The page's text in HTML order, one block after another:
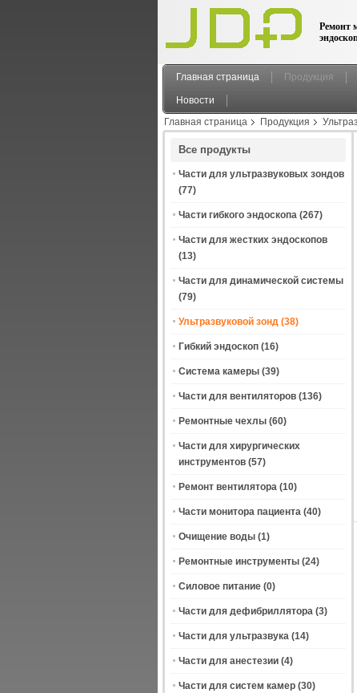
Ремонт
Главная страница Продукция
Новости
Главная страница
Продукция
Все продукты
Части для ультразвуковых зондов
(77)
Части гибкого эндоскопа (267)
Части для жестких эндоскопов
(13)
Части для динамической системы
(79)
Ультразвуковой зонд (38)
Гибкий эндоскоп (16)
Система камеры (39)
Части для вентиляторов (136)
Ремонтные чехлы (60)
Части для хирургических
инструментов (57)
Ремонт вентилятора (10)
Части монитора пациента (40)
Очищение воды (1)
Ремонтные инструменты (24)
Силовое питание (0)
Части для дефибриллятора (3)
Части для ультразвука (14)
Части для анестезии (4)
Части для систем камер (30)